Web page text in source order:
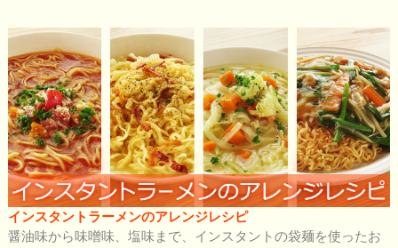
インスタントラーメンのアレンジレシピ
醤油味から味噌味、塩味まで、インスタントの袋麺を使ったお